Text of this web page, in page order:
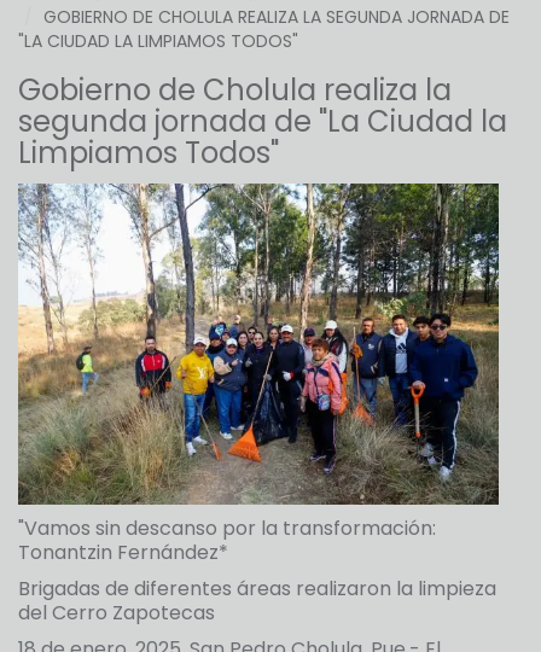
GOBIERNO DE CHOLULA REALIZA LA SEGUNDA JORNADA DE
"LA CIUDAD LA LIMPIAMOS TODOS"
Gobierno de Cholula realiza la
segunda jornada de "La Ciudad la
Limpiamos Todos"
"Vamos sin descanso por la transformación:
Tonantzin Fernández*
Brigadas de diferentes áreas realizaron la limpieza
del Cerro Zapotecas